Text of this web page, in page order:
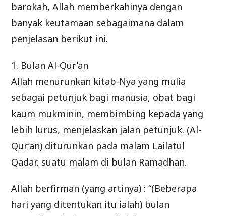
barokah, Allah memberkahinya dengan
banyak keutamaan sebagaimana dalam
penjelasan berikut ini.
1. Bulan Al-Qur’an
Allah menurunkan kitab-Nya yang mulia
sebagai petunjuk bagi manusia, obat bagi
kaum mukminin, membimbing kepada yang
lebih lurus, menjelaskan jalan petunjuk. (Al-
Qur’an) diturunkan pada malam Lailatul
Qadar, suatu malam di bulan Ramadhan.
Allah berfirman (yang artinya) : “(Beberapa
hari yang ditentukan itu ialah) bulan